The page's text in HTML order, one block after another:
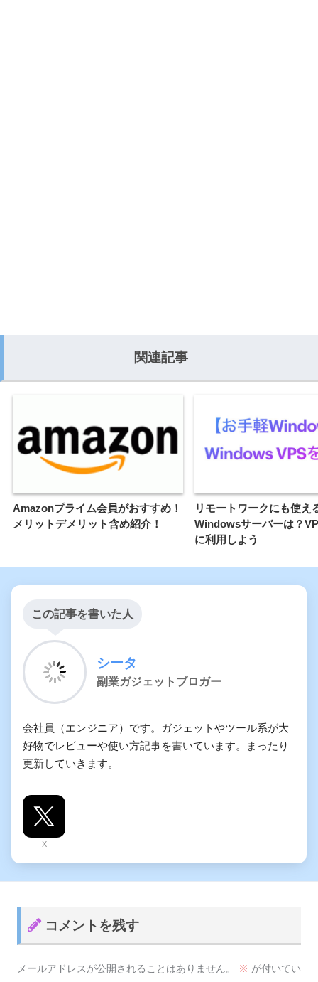
関連記事
Amazonプライム会員がおすすめ！
メリットデメリット含め紹介！
リモートワークにも使え
Windowsサーバーは？
に利用しよう
この記事を書いた人
シータ
副業ガジェットブロガー
会社員（エンジニア）です。ガジェットやツール系が大
好物でレビューや使い方記事を書いています。まったり
更新していきます。
X
コメントを残す
メールアドレスが公開されることはありません。 ※ が付いてい